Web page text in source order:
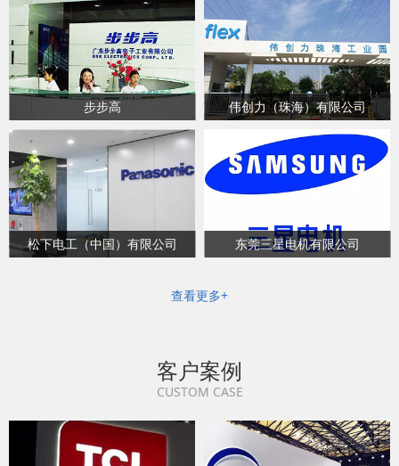
步步高 伟创力（珠海）有限公司
松下电工（中国）有限公司 东莞三星电机有限公司
查看更多+
客户案例
CUSTOM CASE